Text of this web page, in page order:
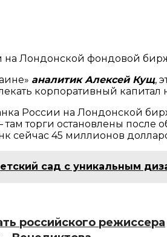
на Лондонской фондовой
аналитик Алексей Кущ,
корпоративный капитал
России на Лондонской
торги остановлены после
сейчас 45 миллионов
сад с уникальным
российского режиссера